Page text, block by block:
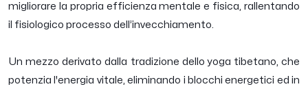
migliorare la propria efficienza mentale e fisica, rallentando
il fisiologico processo dell’invecchiamento.
Un mezzo derivato dalla tradizione dello yoga tibetano, che
potenzia l'energia vitale, eliminando i blocchi energetici ed in